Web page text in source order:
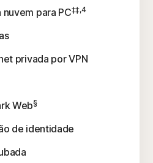
para PC‡‡,4
privada por VPN
Web§
de identidade